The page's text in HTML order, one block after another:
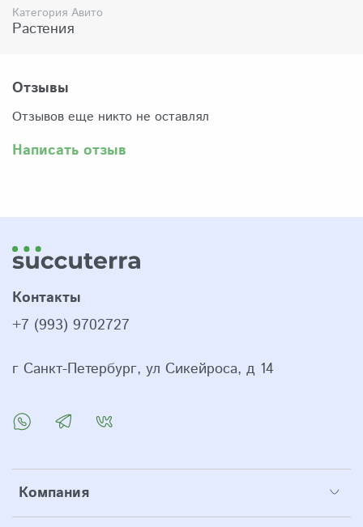
Растение (отправляется с открытой корневой
системой, это норма для всех суккулентов, они
Категория Авито
Растения
Отзывы
Отзывов еще никто не оставлял
Написать отзыв
Компания
Контакты
+7 (993) 9702727
г Санкт-Петербург, ул Сикейроса, д 14